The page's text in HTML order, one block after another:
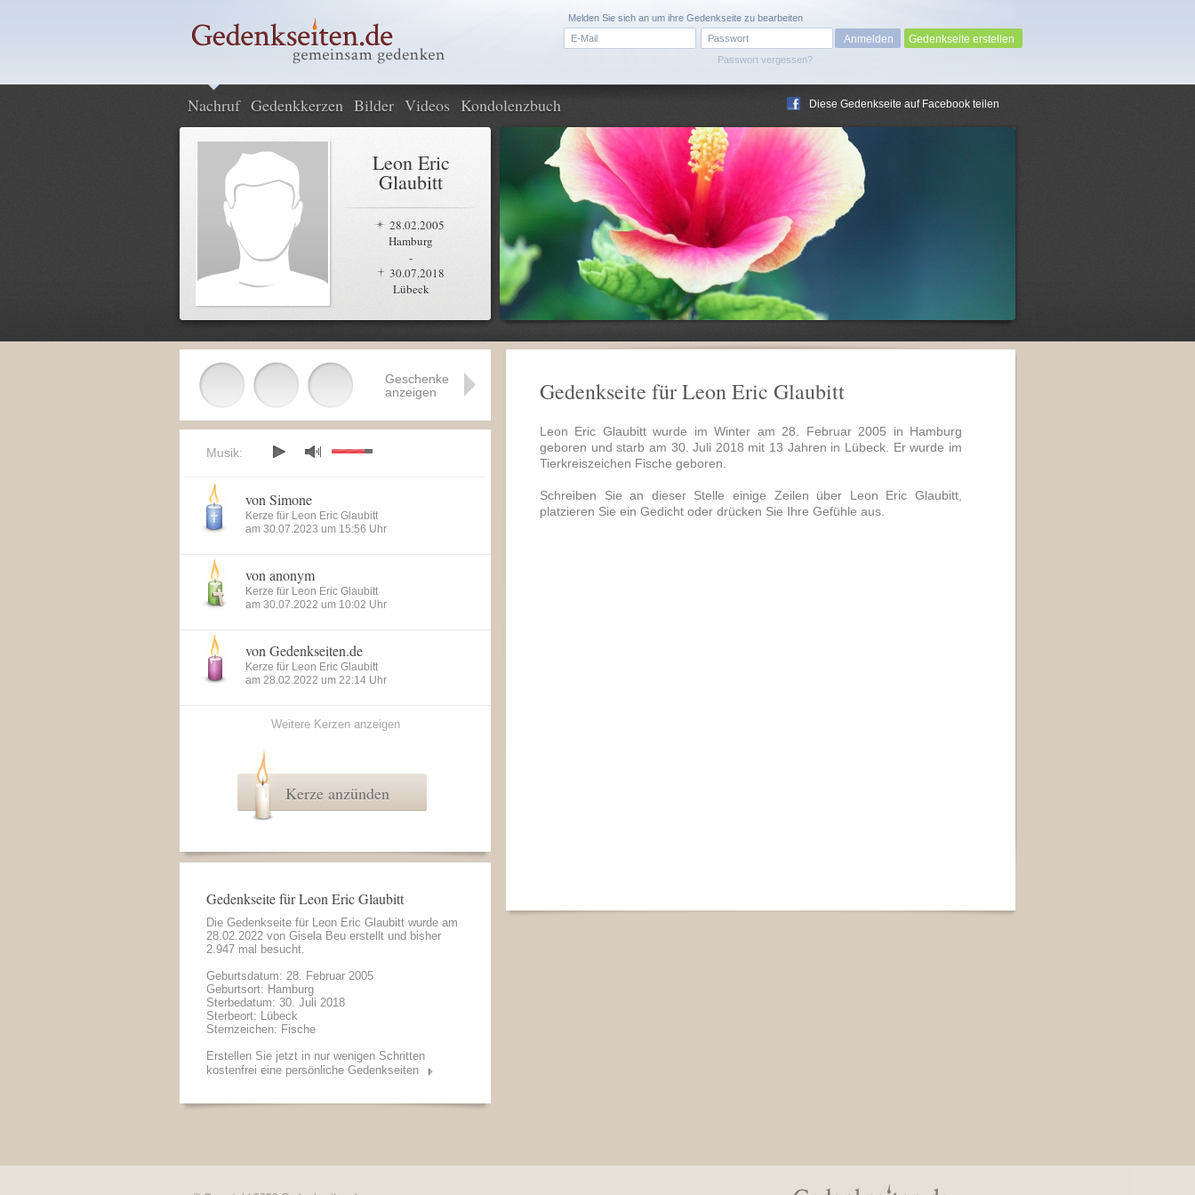
Passwort vergessen?
Melden Sie sich an um ihre Gedenkseite zu bearbeiten
Gedenkseite erstellen
Nachruf Gedenkkerzen Bilder Videos Kondolenzbuch Diese Gedenkseite auf Facebook teilen
Leon Eric
Glaubitt
28.02.2005
Hamburg
-
30.07.2018
Lübeck
Gedenkseite für Leon Eric Glaubitt
Leon Eric Glaubitt wurde im Winter am 28. Februar 2005 in Hamburg
geboren und starb am 30. Juli 2018 mit 13 Jahren in Lübeck. Er wurde im
Tierkreiszeichen Fische geboren.
Schreiben Sie an dieser Stelle einige Zeilen über Leon Eric Glaubitt,
platzieren Sie ein Gedicht oder drücken Sie Ihre Gefühle aus.
Geschenke
anzeigen
Musik:
von Simone
Kerze für Leon Eric Glaubitt
am 30.07.2023 um 15:56 Uhr
von anonym
Kerze für Leon Eric Glaubitt
am 30.07.2022 um 10:02 Uhr
von Gedenkseiten.de
Kerze für Leon Eric Glaubitt
am 28.02.2022 um 22:14 Uhr
Weitere Kerzen anzeigen
Kerze anzünden
Gedenkseite für Leon Eric Glaubitt
Die Gedenkseite für Leon Eric Glaubitt wurde am
28.02.2022 von Gisela Beu erstellt und bisher
2.947 mal besucht.
Geburtsdatum: 28. Februar 2005
Geburtsort: Hamburg
Sterbedatum: 30. Juli 2018
Sterbeort: Lübeck
Sternzeichen: Fische
Erstellen Sie jetzt in nur wenigen Schritten
kostenfrei eine persönliche Gedenkseiten